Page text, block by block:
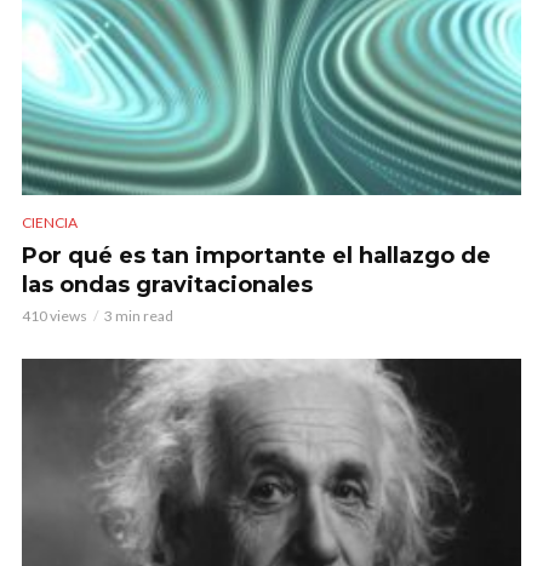
CIENCIA
Por qué es tan importante el hallazgo de
las ondas gravitacionales
410 views 3 min read